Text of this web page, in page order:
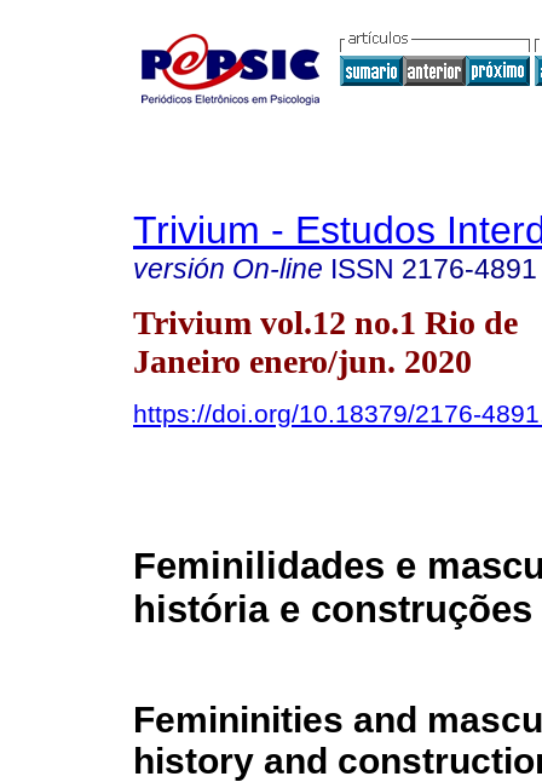
Trivium - Estudos
versión On-line ISSN 2176-4891
Trivium vol.12 no.1 Rio de
Janeiro enero/jun. 2020
https://doi.org/10.18379/2176-
Feminilidades e
história e construções
Femininities and
history and